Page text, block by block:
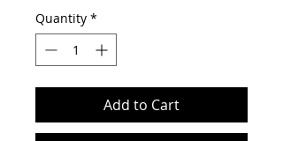
Quantity *
Add to Cart